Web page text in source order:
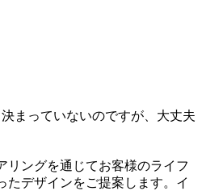
まっていないのですが、大丈夫
リングを通じてお客様のライフ
たデザインをご提案します。イ